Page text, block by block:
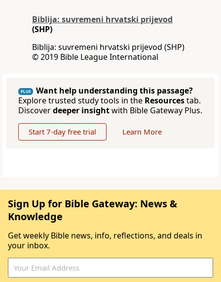
Biblija: suvremeni hrvatski prijevod
(SHP)
Biblija: suvremeni hrvatski prijevod (SHP)
© 2019 Bible League International
PLUS
Want help understanding this passage?
Explore trusted study tools in the Resourcestab.
Discoverdeeper insightwith Bible Gateway Plus.
Start 7-day free trial Learn More
Sign Up for Bible Gateway: News &
Knowledge
Get weekly Bible news, info, reflections, and deals in
your inbox.